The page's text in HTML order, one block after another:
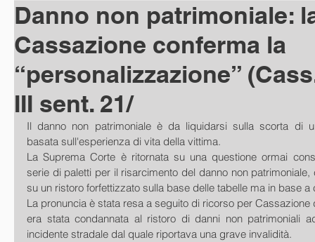
Danno non patrimoniale:
Cassazione conferma la
“personalizzazione”
III sent. 21/
Il danno non patrimoniale è da liquidarsi sulla scorta di
basata sull'esperienza di vita della vittima.
La Suprema Corte è ritornata su una questione ormai
serie di paletti per il risarcimento del danno non
su un ristoro forfettizzato sulla base delle tabelle ma in base
La pronuncia è stata resa a seguito di ricorso per Cassazione
era stata condannata al ristoro di danni non patrimoniali
incidente stradale dal quale riportava una grave invalidità.